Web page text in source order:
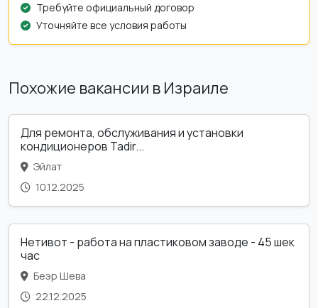
Требуйте официальный договор
Уточняйте все условия работы
Похожие вакансии в Израиле
Для ремонта, обслуживания и установки
кондиционеров Tadir...
Эйлат
10.12.2025
Нетивот - работа на пластиковом заводе - 45 шек
час
Беэр Шева
22.12.2025